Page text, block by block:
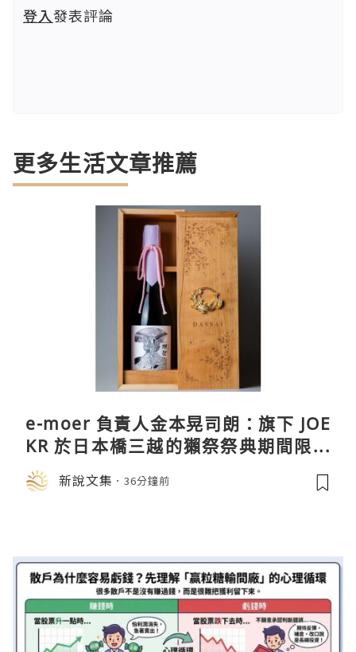
登入發表評論
更多生活文章推薦
e-moer 負責人金本晃司朗：旗下 JOE
KR 於日本橋三越的獺祭祭典期間限定
店中，與日伸貴金属的東京銀器工匠一
同參展新說文集 36分鐘前